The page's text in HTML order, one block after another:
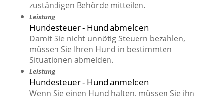
zuständigen Behörde mitteilen.
Leistung
Hundesteuer - Hund abmelden
Damit Sie nicht unnötig Steuern bezahlen,
müssen Sie Ihren Hund in bestimmten
Situationen abmelden.
Leistung
Hundesteuer - Hund anmelden
Wenn Sie einen Hund halten, müssen Sie ihn